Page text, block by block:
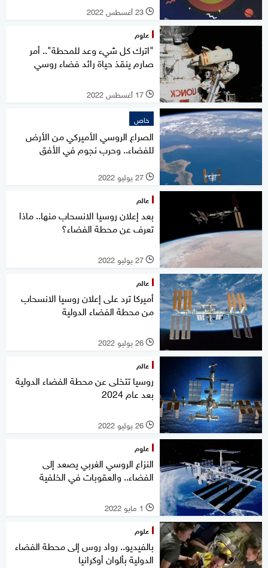
l 23 أغسطس 2022
علوم
"اترك كل شيء وعد للمحطة".. أمر
صارم ينقذ حياة رائد فضاء روسي
l 17 أغسطس 2022
خاص
الصراع الروسي الأميركي من الأرض
للفضاء.. وحرب نجوم في الأفق
l 27 يوليو 2022
عالم
بعد إعلان روسيا الانسحاب منها.. ماذا
تعرف عن محطة الفضاء؟
l 27 يوليو 2022
عالم
أميركا ترد على إعلان روسيا الانسحاب
من محطة الفضاء الدولية
l 26 يوليو 2022
عالم
روسيا تتخلى عن محطة الفضاء الدولية
بعد عام 2024
l 26 يوليو 2022
علوم
النزاع الروسي الغربي يصعد إلى
الفضاء.. والعقوبات في الخلفية
l 1 مايو 2022
علوم
بالفيديو.. رواد روس إلى محطة الفضاء
الدولية بألوان أوكرانيا